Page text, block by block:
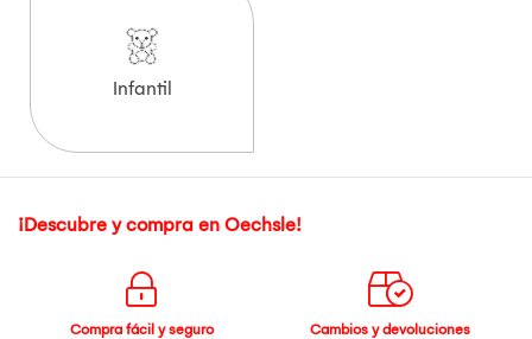
Infantil
¡Descubre y compra en Oechsle!
Compra fácil y seguro
Cambios y devoluciones